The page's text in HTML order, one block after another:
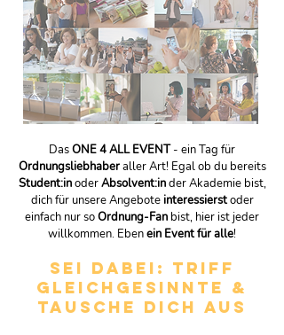
DasONE 4 ALL EVENT- ein Tag für
Ordnungsliebhaberaller Art! Egal ob du bereits
Student:inoderAbsolvent:inder Akademie bist,
dich für unsere Angebote interessierstoder
einfach nur soOrdnung-Fan bist, hier ist jeder
willkommen. Ebenein Event für alle!
Sei dabei: Triff
Gleich gesinnte &
tausche dich aus